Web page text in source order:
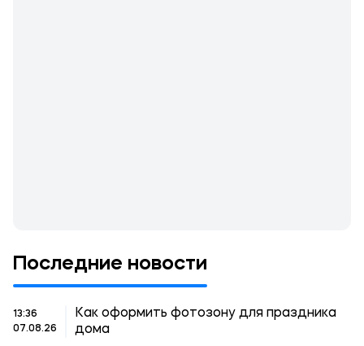
Последние новости
13:36
07.08.26
Как оформить фотозону для праздника
дома